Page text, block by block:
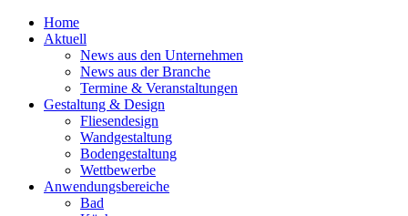
Home
Aktuell
News aus den Unternehmen
News aus der Branche
Termine & Veranstaltungen
Gestaltung & Design
Fliesendesign
Wandgestaltung
Bodengestaltung
Wettbewerbe
Anwendungsbereiche
Bad